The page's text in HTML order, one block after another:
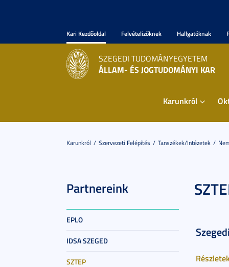
Kari Kezdőoldal Felvételizőknek Hallgatóknak
SZEGEDI TUDOMÁNYEGYETEM
ÁLLAM- ÉS JOGTUDOMÁNYI KAR
Karunkról
Karunkról Szervezeti Felépítés Tanszékek/Intézetek
Partnereink
EPLO
IDSA SZEGED
SZTEP